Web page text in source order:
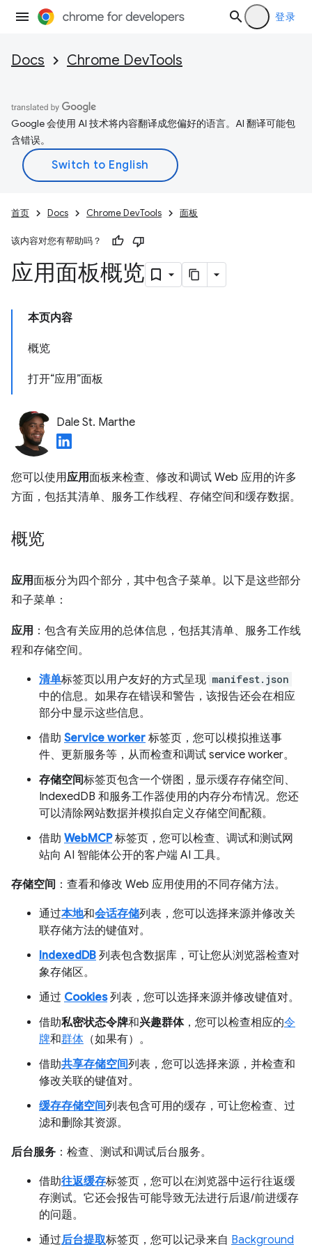
登录
Docs Chrome DevTools
Google 会使用 AI 技术将内容翻译成您偏好的语言。AI 翻译可能包
含错误。
首页 Docs Chrome DevTools 面板
该内容对您有帮助吗？
应用面板概览
本页内容
概览
打开“应用”面板
Dale St. Marthe
您可以使用应用面板来检查、修改和调试 Web 应用的许多
方面，包括其清单、服务工作线程、存储空间和缓存数据。
概览
应用面板分为四个部分，其中包含子菜单。以下是这些部分
和子菜单：
应用 ：包含有关应用的总体信息，包括其清单、服务工作线
程和存储空间。
清单标签页以用户友好的方式呈现 manifest.json
中的信息。如果存在错误和警告，该报告还会在相应
部分中显示这些信息。
借助 Service worker 标签页，您可以模拟推送事
件、更新服务等，从而检查和调试 service worker。
存储空间标签页包含一个饼图，显示缓存存储空间、
IndexedDB 和服务工作器使用的内存分布情况。您还
可以清除网站数据并模拟自定义存储空间配额。
借助 WebMCP标签页，您可以检查、调试和测试网
站向 AI 智能体公开的客户端 AI 工具。
存储空间 ：查看和修改 Web 应用使用的不同存储方法。
通过本地和会话存储列表，您可以选择来源并修改关
联存储方法的键值对。
IndexedDB 列表包含数据库，可让您从浏览器检查对
象存储区。
通过 Cookies列表，您可以选择来源并修改键值对。
借助私密状态令牌和兴趣群体，您可以检查相应的令
牌和群体 （如果有）。
借助共享存储空间列表，您可以选择来源，并检查和
修改关联的键值对。
缓存存储空间列表包含可用的缓存，可让您检查、过
滤和删除其资源。
后台服务 ：检查、测试和调试后台服务。
借助往返缓存标签页，您可以在浏览器中运行往返缓
存测试。它还会报告可能导致无法进行后退/前进缓存
的问题。
通过后台提取标签页，您可以记录来自 Background